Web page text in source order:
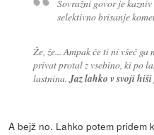
Sovražni govor je
selektivno brisanje
Že, že... Ampak če ti ni všeč
privat protal z vsebino, ki po
lastnina.Jaz lahko v svoji
A bejž no. Lahko potem pridem